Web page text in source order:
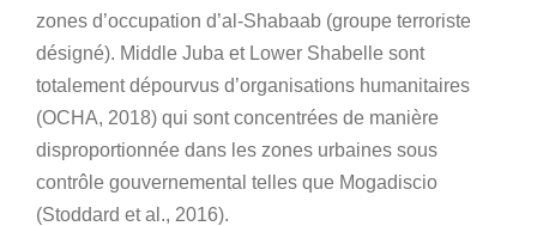
zones d’occupation d’al-Shabaab (groupe terroriste
désigné). Middle Juba et Lower Shabelle sont
totalement dépourvus d’organisations humanitaires
(OCHA, 2018) qui sont concentrées de manière
disproportionnée dans les zones urbaines sous
contrôle gouvernemental telles que Mogadiscio
(Stoddard et al., 2016).